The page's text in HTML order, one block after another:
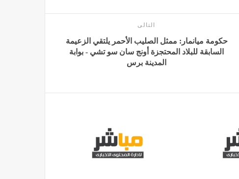
التالى
حكومة ميانمار: ممثل الصليب الأحمر يلتقي الزعيمة
السابقة للبلاد المحتجزة أونج سان سو تشي - بوابة
المدينة برس